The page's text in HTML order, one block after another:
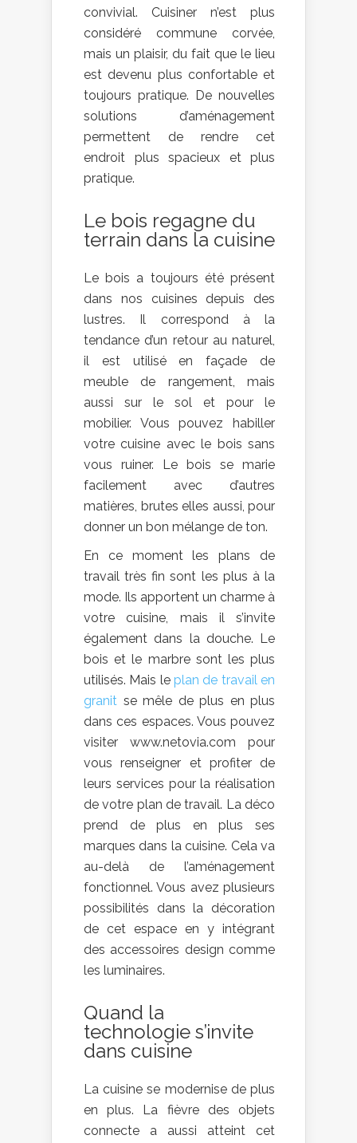
convivial. Cuisiner n’est plus
considéré commune corvée,
mais un plaisir, du fait que le lieu
est devenu plus confortable et
toujours pratique. De nouvelles
solutions d’aménagement
permettent de rendre cet
endroit plus spacieux et plus
pratique.
Le bois regagne du
terrain dans la cuisine
Le bois a toujours été présent
dans nos cuisines depuis des
lustres. Il correspond à la
tendance d’un retour au naturel,
il est utilisé en façade de
meuble de rangement, mais
aussi sur le sol et pour le
mobilier. Vous pouvez habiller
votre cuisine avec le bois sans
vous ruiner. Le bois se marie
facilement avec d’autres
matières, brutes elles aussi, pour
donner un bon mélange de ton.
En ce moment les plans de
travail très fin sont les plus à la
mode. Ils apportent un charme à
votre cuisine, mais il s’invite
également dans la douche. Le
bois et le marbre sont les plus
utilisés. Mais le plan de travail en
granit se mêle de plus en plus
dans ces espaces. Vous pouvez
visiter www.netovia.com pour
vous renseigner et profiter de
leurs services pour la réalisation
de votre plan de travail. La déco
prend de plus en plus ses
marques dans la cuisine. Cela va
au-delà de l’aménagement
fonctionnel. Vous avez plusieurs
possibilités dans la décoration
de cet espace en y intégrant
des accessoires design comme
les luminaires.
Quand la
technologie s’invite
dans cuisine
La cuisine se modernise de plus
en plus. La fièvre des objets
connecte a aussi atteint cet